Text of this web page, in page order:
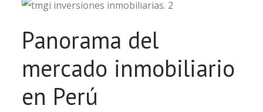
Panorama del
mercado inmobiliario
en Perú